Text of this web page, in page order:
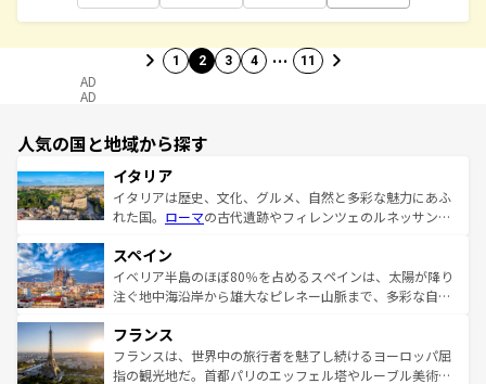
1 2 3 4 … 11
AD
AD
人気の国と地域から探す
イタリア
イタリアは歴史、文化、グルメ、自然と多彩な魅力にあふ
れた国。 ローマの古代遺跡やフィレンツェのルネッサンス
ろん、トスカーナの美しい田園風景やアマルフィ海岸の絶
景など、自然景観も見逃せない。観光の合間には、本場の
ピザやパスタなど、絶品のイタリア料理を堪能することも
ませてくれるイタリアで、忘れられない旅をしてみよう！
なお、新着のイタリア情報はコンテンツ一覧 を参照してほ
しい。
スペイン
イベリア半島のほぼ80％を占めるスペインは、太陽が降り
注ぐ地中海沿岸から雄大なピレネー山脈まで、多彩な自然
文化が根付くこの国では、情熱的なフラメンコ、熱気あふ
れる闘牛、そして美味しいタパスが生活の一部となってい
る。首都マドリードの洗練された雰囲気や、バルセロナの
フランス
フランスは、世界中の旅行者を魅了し続けるヨーロッパ屈
指の観光地だ。首都パリのエッフェル塔やルーブル美術館